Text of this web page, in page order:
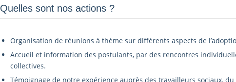
Quelles sont nos actions ?
Organisation de réunions à thème sur différents aspects de
Accueil et information des postulants, par des rencontres
collectives.
Témoignage de notre expérience auprès des travailleurs sociaux,